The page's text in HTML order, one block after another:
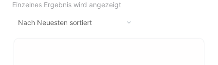
Einzelnes Ergebnis wird angezeigt